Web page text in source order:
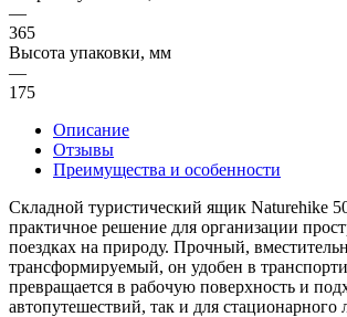
—
365
Высота упаковки, мм
—
175
Описание
Отзывы
Преимущества и особенности
Складной туристический ящик Naturehike
практичное решение для организации
поездках на природу. Прочный,
трансформируемый, он удобен в
превращается в рабочую поверхность и
автопутешествий, так и для стационарного